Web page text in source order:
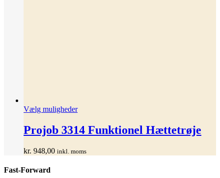
Vælg mulighederDette
har
flere
Mulighederne
Projob 3314 Funktionel Hættetrøje
kr. 948,00 inkl. moms
Fast-Forward